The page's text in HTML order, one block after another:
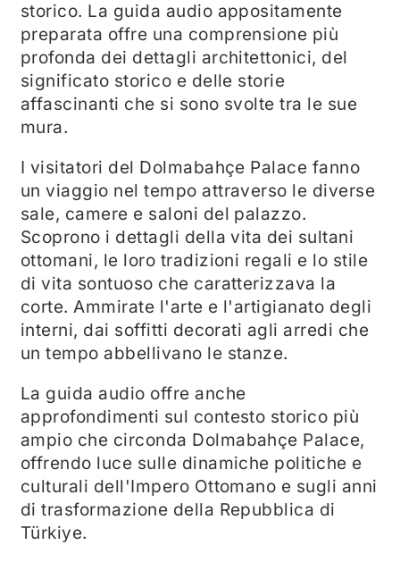
storico. La guida audio appositamente
preparata offre una comprensione più
profonda dei dettagli architettonici, del
significato storico e delle storie
affascinanti che si sono svolte tra le sue
mura.
I visitatori del Dolmabahçe Palace fanno
un viaggio nel tempo attraverso le diverse
sale, camere e saloni del palazzo.
Scoprono i dettagli della vita dei sultani
ottomani, le loro tradizioni regali e lo stile
di vita sontuoso che caratterizzava la
corte. Ammirate l'arte e l'artigianato degli
interni, dai soffitti decorati agli arredi che
un tempo abbellivano le stanze.
La guida audio offre anche
approfondimenti sul contesto storico più
ampio che circonda Dolmabahçe Palace,
offrendo luce sulle dinamiche politiche e
culturali dell'Impero Ottomano e sugli anni
di trasformazione della Repubblica di
Türkiye.